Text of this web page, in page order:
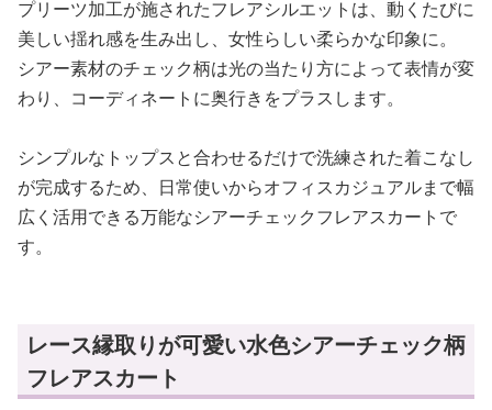
プリーツ加工が施されたフレアシルエットは、動くたびに
美しい揺れ感を生み出し、女性らしい柔らかな印象に。
シアー素材のチェック柄は光の当たり方によって表情が変
わり、コーディネートに奥行きをプラスします。
シンプルなトップスと合わせるだけで洗練された着こなし
が完成するため、日常使いからオフィスカジュアルまで幅
広く活用できる万能なシアーチェックフレアスカートで
す。
レース縁取りが可愛い水色シアーチェック柄
フレアスカート